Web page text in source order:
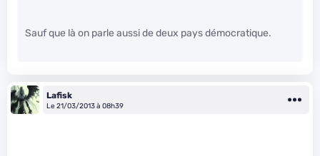
Sauf que là on parle aussi de deux pays démocratique.
Lafisk
Le 21/03/2013 à 08h39